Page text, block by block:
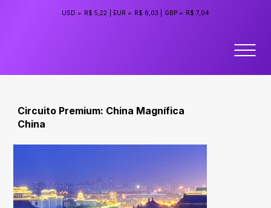
USD = R$ 5,22 EUR = R$ 6,03 GBP = R$ 7,04
Circuito Premium: China Magnífica
China